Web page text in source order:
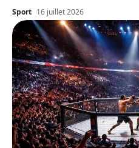
Sport 16 juillet 2026